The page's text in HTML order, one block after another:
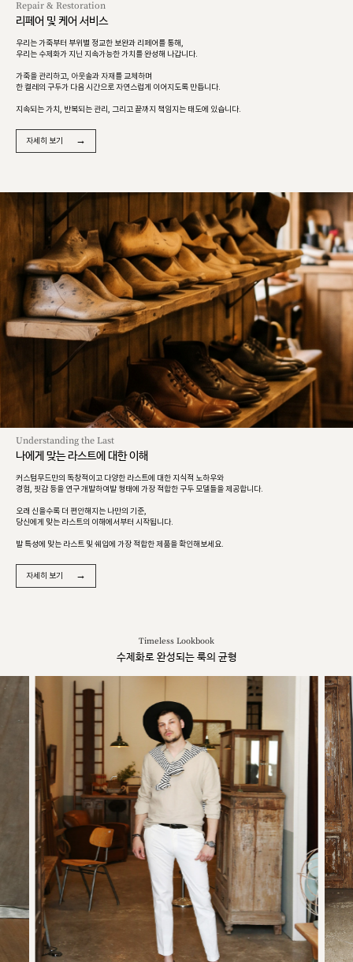
Repair & Restoration
리페어 및 케어 서비스
우리는 가죽부터 부위별 정교한 보완과 리페어를 통해,
우리는 수제화가 지닌 지속가능한 가치를 완성해 나갑니다.
가죽을 관리하고, 아웃솔과 자재를 교체하며
한 켤레의 구두가 다음 시간으로 자연스럽게 이어지도록 만듭니다.
지속되는 가치, 반복되는 관리, 그리고 끝까지 책임지는 태도에 있습니다.
자세히 보기 →
Understanding the Last
나에게 맞는 라스트에 대한 이해
커스텀무드만의 독창적이고 다양한 라스트에 대한 지식적 노하우와
경험, 핏감 등을 연구 개발하여발 형태에 가장 적합한 구두 모델들을 제공합니다.
오래 신을수록 더 편안해지는 나만의 기준,
당신에게 맞는 라스트의 이해에서부터 시작됩니다.
발 특성에 맞는 라스트 및 쉐입에 가장 적합한 제품을 확인해보세요.
자세히 보기 →
Timeless Lookbook
수제화로 완성되는 룩의 균형